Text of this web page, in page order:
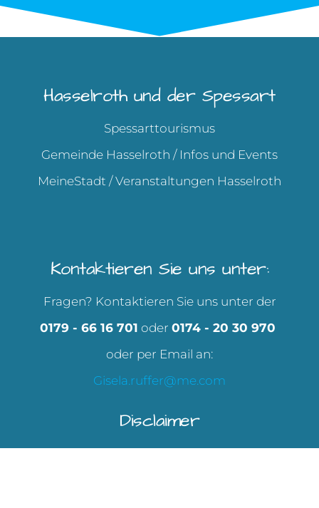
Hasselroth und der Spessart
Spessarttourismus
Gemeinde Hasselroth / Infos und Events
MeineStadt / Veranstaltungen Hasselroth
Kontaktieren Sie uns unter:
Fragen? Kontaktieren Sie uns unter der
0179 - 66 16 701 oder 0174 - 20 30 970
oder per Email an:
Gisela.ruffer@me.com
Disclaimer